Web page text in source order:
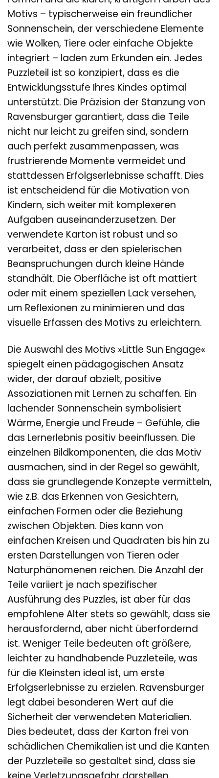
Motivs – typischerweise ein freundlicher
Sonnenschein, der verschiedene Elemente
wie Wolken, Tiere oder einfache Objekte
integriert – laden zum Erkunden ein. Jedes
Puzzleteil ist so konzipiert, dass es die
Entwicklungsstufe Ihres Kindes optimal
unterstützt. Die Präzision der Stanzung von
Ravensburger garantiert, dass die Teile
nicht nur leicht zu greifen sind, sondern
auch perfekt zusammenpassen, was
frustrierende Momente vermeidet und
stattdessen Erfolgserlebnisse schafft. Dies
ist entscheidend für die Motivation von
Kindern, sich weiter mit komplexeren
Aufgaben auseinanderzusetzen. Der
verwendete Karton ist robust und so
verarbeitet, dass er den spielerischen
Beanspruchungen durch kleine Hände
standhält. Die Oberfläche ist oft mattiert
oder mit einem speziellen Lack versehen,
um Reflexionen zu minimieren und das
visuelle Erfassen des Motivs zu erleichtern.
Die Auswahl des Motivs »Little Sun Engage«
spiegelt einen pädagogischen Ansatz
wider, der darauf abzielt, positive
Assoziationen mit Lernen zu schaffen. Ein
lachender Sonnenschein symbolisiert
Wärme, Energie und Freude – Gefühle, die
das Lernerlebnis positiv beeinflussen. Die
einzelnen Bildkomponenten, die das Motiv
ausmachen, sind in der Regel so gewählt,
dass sie grundlegende Konzepte vermitteln,
wie z.B. das Erkennen von Gesichtern,
einfachen Formen oder die Beziehung
zwischen Objekten. Dies kann von
einfachen Kreisen und Quadraten bis hin zu
ersten Darstellungen von Tieren oder
Naturphänomenen reichen. Die Anzahl der
Teile variiert je nach spezifischer
Ausführung des Puzzles, ist aber für das
empfohlene Alter stets so gewählt, dass sie
herausfordernd, aber nicht überfordernd
ist. Weniger Teile bedeuten oft größere,
leichter zu handhabende Puzzleteile, was
für die Kleinsten ideal ist, um erste
Erfolgserlebnisse zu erzielen. Ravensburger
legt dabei besonderen Wert auf die
Sicherheit der verwendeten Materialien.
Dies bedeutet, dass der Karton frei von
schädlichen Chemikalien ist und die Kanten
der Puzzleteile so gestaltet sind, dass sie